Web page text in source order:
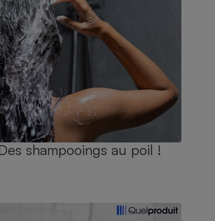
shampooings au poil !